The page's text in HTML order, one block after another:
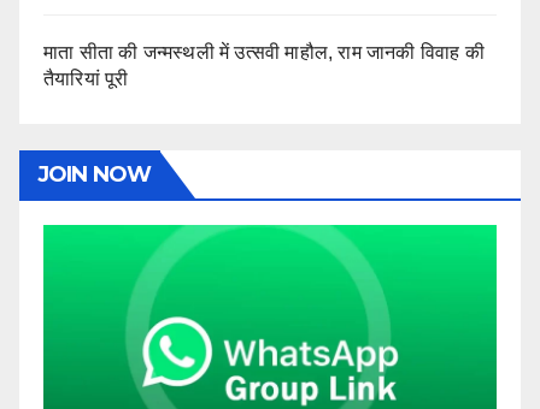
माता सीता की जन्मस्थली में उत्सवी माहौल, राम जानकी विवाह की
तैयारियां पूरी
JOIN NOW